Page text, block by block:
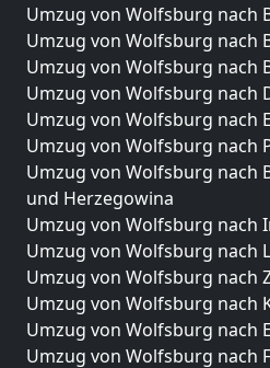
Umzug von Wolfsburg nach
Umzug von Wolfsburg nach
Umzug von Wolfsburg nach
Umzug von Wolfsburg nach
Umzug von Wolfsburg nach
Umzug von Wolfsburg nach
Umzug von Wolfsburg nach
und Herzegowina
Umzug von Wolfsburg nach
Umzug von Wolfsburg nach
Umzug von Wolfsburg nach
Umzug von Wolfsburg nach
Umzug von Wolfsburg nach
Umzug von Wolfsburg nach